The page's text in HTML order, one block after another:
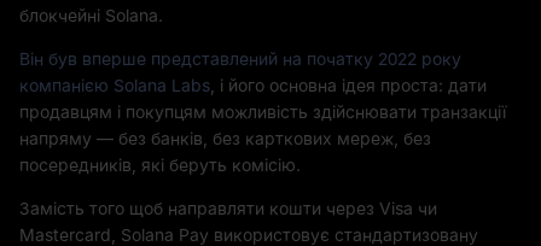
блокчейні Solana.
Він був вперше представлений на початку 2022 року
компанією Solana Labs , і його основна ідея проста: дати
продавцям і покупцям можливість здійснювати транзакції
напряму — без банків, без карткових мереж, без
посередників, які беруть комісію.
Замість того щоб направляти кошти через Visa чи
Mastercard, Solana Pay використовує стандартизовану